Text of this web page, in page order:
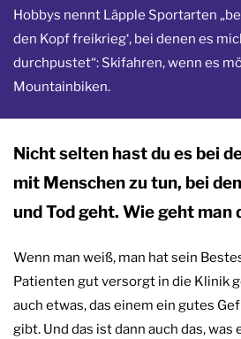
Hobbys nennt Läpple Sportarten
den Kopf freikrieg‘, bei denen es
durchpustet“: Skifahren, wenn es
Mountainbiken.
Nicht selten hast du es bei
mit Menschen zu tun, bei
und Tod geht. Wie geht man
Wenn man weiß, man hat sein
Patienten gut versorgt in die Klinik
auch etwas, das einem ein gutes
gibt. Und das ist dann auch das, was